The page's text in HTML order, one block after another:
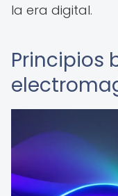
la era digital.
Principios